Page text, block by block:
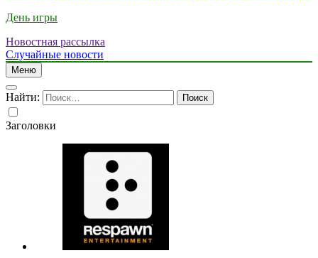
День игры
Новостная рассылка
Случайные новости
Меню
Найти:
Заголовки